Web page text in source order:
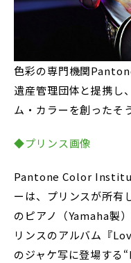
色彩の専門機関
遺産管理団体と提携し
ム・カラーを創ったそ
◆プリンス画像
Pantone Color
ーは、プリンスが所有
のピアノ（Yamaha製
リンスのアルバム『
のジャケ写に登場す